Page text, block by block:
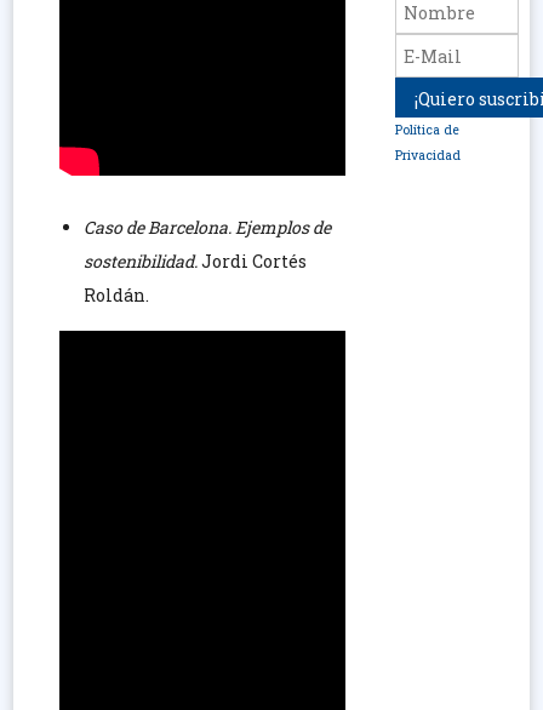
Caso de Barcelona. Ejemplos de
sostenibilidad.Jordi Cortés
Roldán.
Política de
Privacidad